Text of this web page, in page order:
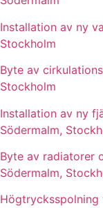
Installation av ny
Stockholm
Byte av
Stockholm
Installation av ny
Södermalm,
Byte av radiatorer
Södermalm,
Högtrycksspolning